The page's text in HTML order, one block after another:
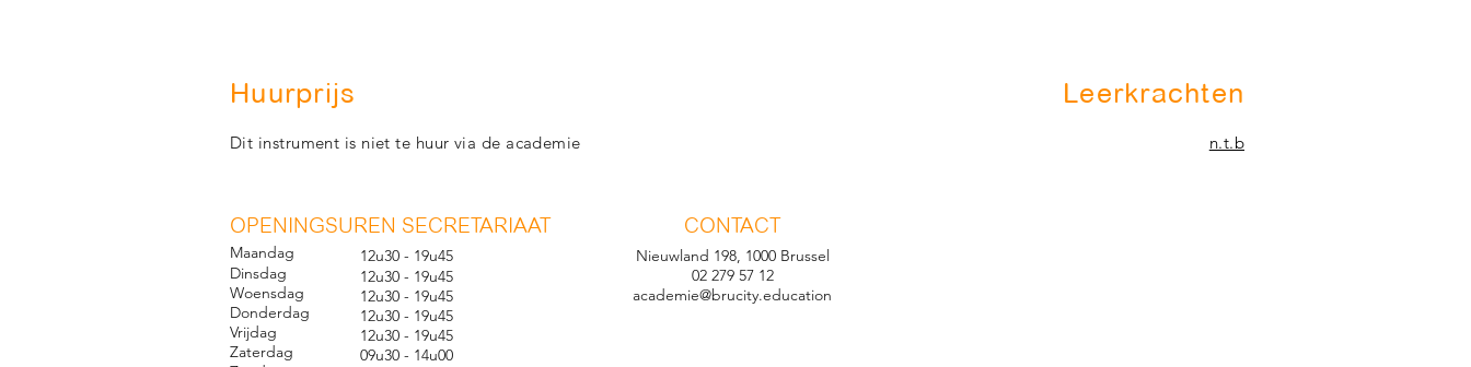
Huurprijs
Dit instrument is niet te huur via de academie
Leerkrachten
n.t.b
OPENINGSUREN SECRETARIAAT
Maandag
Dinsdag
Woensdag
Donderdag
Vrijdag
Zaterdag
12u30 - 19u45
12u30 - 19u45
12u30 - 19u45
12u30 - 19u45
12u30 - 19u45
09u30 - 14u00
CONTACT
Nieuwland 198, 1000 Brussel
02 279 57 12
academie@brucity.education